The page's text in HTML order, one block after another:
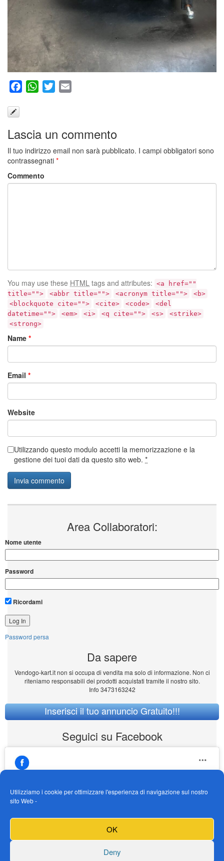
Utilizziamo i cookie per ottimizzare l'esperienza di navigazione sul nostro
sito Web -
OK
Deny
FacebookWhatsApp
Twitter
Lascia un commento
Il tuo indirizzo email non sarà pubblicato. I campi obbligatori sono
contrassegnati *
Commento
You may use these HTML tags and attributes: <a href=""
title="">
<abbr title=""> <acronym title="">
<b>
<blockquote cite="">
<cite> <code>
<del
datetime="">
<em> <i> <q cite=""> <s>
<strike>
<strong>
Name *
Email *
Website
Utilizzando questo modulo accetti la memorizzazione e la
gestione dei tuoi dati da questo sito web. *
Area Collaboratori:
Nome utente
Password
Ricordami
Password persa
Da sapere
Vendogo-kart.it non si occupa di vendita ma solo di informazione. Non ci
riteniamo responsabili dei prodotti acquistati tramite il nostro sito.
Info 3473163242
Inserisci il tuo annuncio Gratuito!!!
Seguici su Facebook
https://www.facebook.com/Vendogokartit/
Fai clic per accettare i cookie marketing e
abilitare questo contenuto